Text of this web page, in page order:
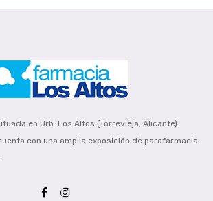
en Urb. Los Altos (Torrevieja, Alicante).
con una amplia exposición de parafarmacia